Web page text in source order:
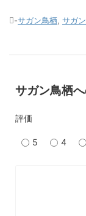
-サガン鳥栖, サガ
サガン鳥栖
評価
5 4